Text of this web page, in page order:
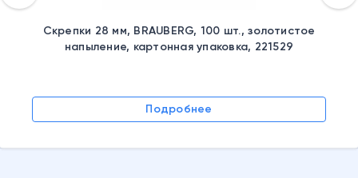
Скрепки 28 мм, BRAUBERG, 100 шт., золотистое
напыление, картонная упаковка, 221529
Подробнее